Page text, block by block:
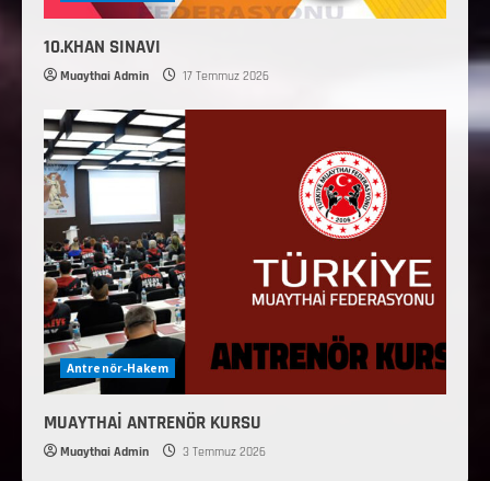
10.KHAN SINAVI
Muaythai Admin 17 Temmuz 2026
Antrenör-Hakem
MUAYTHAİ ANTRENÖR KURSU
Muaythai Admin 3 Temmuz 2026